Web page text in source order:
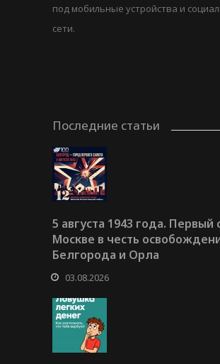
под мобильные устройства и
сети.
Последние статьи
5 августа 1943 года. Первый
Москве в честь
Белгорода и Орла
03.08.2026